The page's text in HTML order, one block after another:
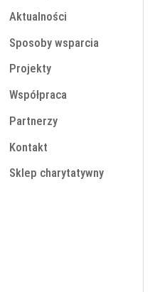
Aktualności
Sposoby wsparcia
Projekty
Współpraca
Partnerzy
Kontakt
Sklep charytatywny